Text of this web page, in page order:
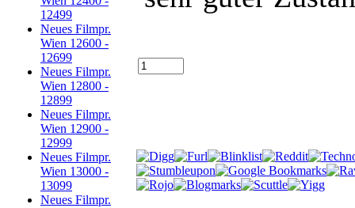
12499
Neues Filmpr.
Wien 12600 -
12699
Neues Filmpr.
Wien 12800 -
12899
Neues Filmpr.
Wien 12900 -
12999
Neues Filmpr.
Wien 13000 -
13099
Neues Filmpr.